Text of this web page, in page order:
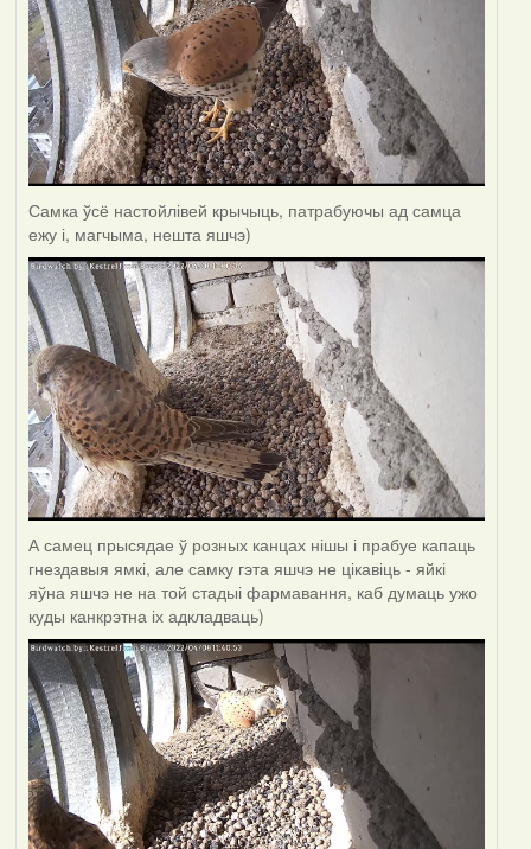
Самка ўсё настойлівей крычыць, патрабуючы ад самца
ежу і, магчыма, нешта яшчэ)
А самец прысядае ў розных канцах нішы і прабуе капаць
гнездавыя ямкі, але самку гэта яшчэ не цікавіць - яйкі
яўна яшчэ не на той стадыі фармавання, каб думаць ужо
куды канкрэтна іх адкладваць)